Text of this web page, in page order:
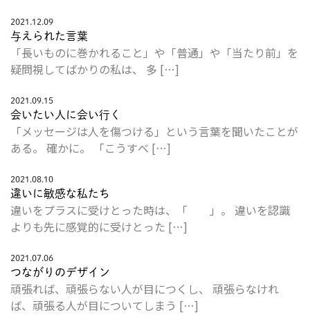
2021.12.09
与えられた言葉
「長いものに巻かれること」や「普通」や「当たり前」を
疑問視してばかりの私は、 多 […]
2021.09.15
会いたい人に会い行く
「メッセージは人を傷つける」という言葉を聞いたことが
ある。 確かに。 「こうすべ […]
2021.08.10
違いに敏感な私たち
違いをプラスに受けとった時は、「 」。 違いを認識
よりも先に感覚的に受けとった […]
2021.07.06
つながりのデザイン
頑張れば、頑張らない人が目につくし、 頑張らなけれ
ば、頑張る人が目についてしまう […]